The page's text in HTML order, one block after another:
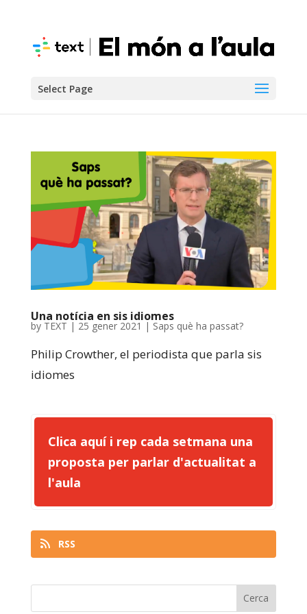
Select Page
Una notícia en sis idiomes
by TEXT | 25 gener 2021 | Saps què ha passat?
Philip Crowther, el periodista que parla sis
idiomes
Clica aquí i rep cada setmana una
proposta per parlar d'actualitat a
l'aula
RSS